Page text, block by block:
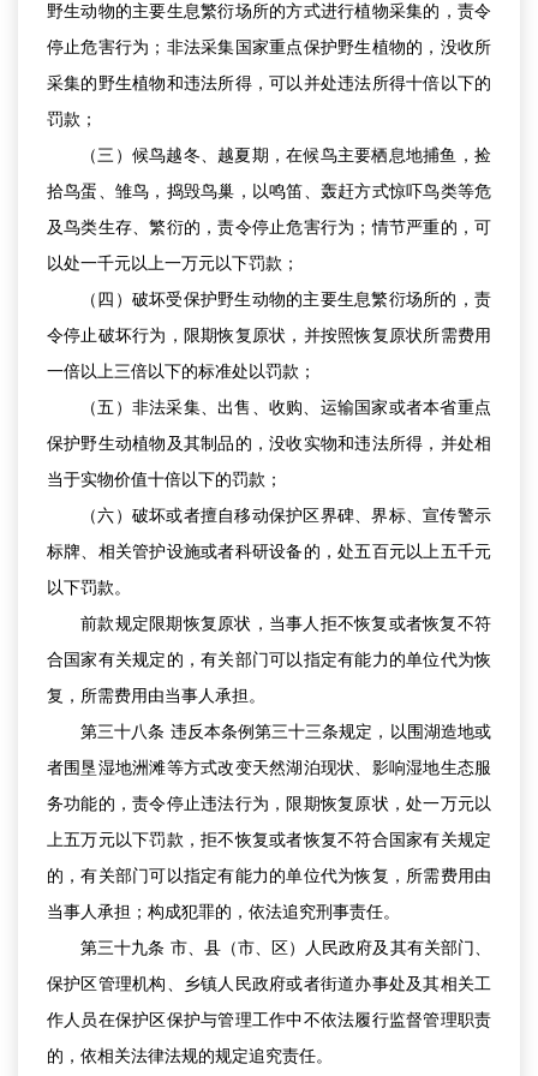
野生动物的主要生息繁衍场所的方式进行植物采集的，责令
停止危害行为；非法采集国家重点保护野生植物的，没收所
采集的野生植物和违法所得，可以并处违法所得十倍以下的
罚款；
（三）候鸟越冬、越夏期，在候鸟主要栖息地捕鱼，捡
拾鸟蛋、雏鸟，捣毁鸟巢，以鸣笛、轰赶方式惊吓鸟类等危
及鸟类生存、繁衍的，责令停止危害行为；情节严重的，可
以处一千元以上一万元以下罚款；
（四）破坏受保护野生动物的主要生息繁衍场所的，责
令停止破坏行为，限期恢复原状，并按照恢复原状所需费用
一倍以上三倍以下的标准处以罚款；
（五）非法采集、出售、收购、运输国家或者本省重点
保护野生动植物及其制品的，没收实物和违法所得，并处相
当于实物价值十倍以下的罚款；
（六）破坏或者擅自移动保护区界碑、界标、宣传警示
标牌、相关管护设施或者科研设备的，处五百元以上五千元
以下罚款。
前款规定限期恢复原状，当事人拒不恢复或者恢复不符
合国家有关规定的，有关部门可以指定有能力的单位代为恢
复，所需费用由当事人承担。
第三十八条 违反本条例第三十三条规定，以围湖造地或
者围垦湿地洲滩等方式改变天然湖泊现状、影响湿地生态服
务功能的，责令停止违法行为，限期恢复原状，处一万元以
上五万元以下罚款，拒不恢复或者恢复不符合国家有关规定
的，有关部门可以指定有能力的单位代为恢复，所需费用由
当事人承担；构成犯罪的，依法追究刑事责任。
第三十九条 市、县（市、区）人民政府及其有关部门、
保护区管理机构、乡镇人民政府或者街道办事处及其相关工
作人员在保护区保护与管理工作中不依法履行监督管理职责
的，依相关法律法规的规定追究责任。